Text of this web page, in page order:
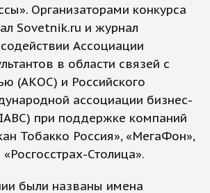
Организаторами конкурса
Sovetnik.ru и журнал
Ассоциации
в области связей с
(АКОС) и Российского
ассоциации бизнес-
при поддержке компаний
Тобакко Россия», «МегаФон»,
Столица».
были названы имена